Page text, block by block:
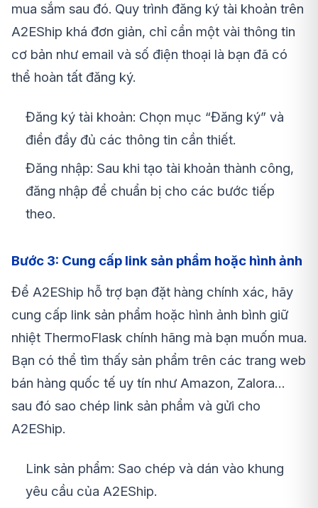
mua sắm sau đó. Quy trình đăng ký tài khoản trên
A2EShip khá đơn giản, chỉ cần một vài thông tin
cơ bản như email và số điện thoại là bạn đã có
thể hoàn tất đăng ký.
Đăng ký tài khoản: Chọn mục “Đăng ký” và
điền đầy đủ các thông tin cần thiết.
Đăng nhập: Sau khi tạo tài khoản thành công,
đăng nhập để chuẩn bị cho các bước tiếp
theo.
Bước 3: Cung cấp link sản phẩm hoặc hình ảnh
Để A2EShip hỗ trợ bạn đặt hàng chính xác, hãy
cung cấp link sản phẩm hoặc hình ảnh bình giữ
nhiệt ThermoFlask chính hãng mà bạn muốn mua.
Bạn có thể tìm thấy sản phẩm trên các trang web
bán hàng quốc tế uy tín như Amazon, Zalora…
sau đó sao chép link sản phẩm và gửi cho
A2EShip.
Link sản phẩm: Sao chép và dán vào khung
yêu cầu của A2EShip.